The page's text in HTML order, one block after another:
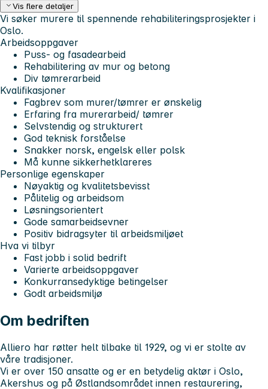
Vis flere detaljer
Vi søker murere til spennende rehabiliteringsprosjekter i
Oslo.
Arbeidsoppgaver
Puss- og fasadearbeid
Rehabilitering av mur og betong
Div tømrerarbeid
Kvalifikasjoner
Fagbrev som murer/tømrer er ønskelig
Erfaring fra murerarbeid/ tømrer
Selvstendig og strukturert
God teknisk forståelse
Snakker norsk, engelsk eller polsk
Må kunne sikkerhetklareres
Personlige egenskaper
Nøyaktig og kvalitetsbevisst
Pålitelig og arbeidsom
Løsningsorientert
Gode samarbeidsevner
Positiv bidragsyter til arbeidsmiljøet
Hva vi tilbyr
Fast jobb i solid bedrift
Varierte arbeidsoppgaver
Konkurransedyktige betingelser
Godt arbeidsmiljø
Om bedriften
Alliero har røtter helt tilbake til 1929, og vi er stolte av
våre tradisjoner.
Vi er over 150 ansatte og er en betydelig aktør i Oslo,
Akershus og på Østlandsområdet innen restaurering,